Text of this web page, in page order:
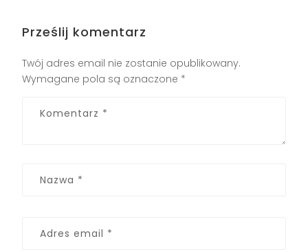
Prześlij komentarz
Twój adres email nie zostanie opublikowany.
Wymagane pola są oznaczone *